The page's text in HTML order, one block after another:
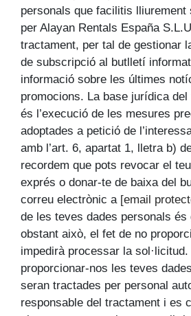
personals que facilitis lliurement
per Alayan Rentals España
tractament, per tal de gestionar
de subscripció al butlletí
informació sobre les últimes
promocions. La base jurídica
és l’execució de les mesures
adoptades a petició de
amb l’art. 6, apartat 1, lletra b)
recordem que pots revocar el
exprés o donar-te de baixa del
correu electrònic a [email
de les teves dades personals és
obstant això, el fet de no
impedirà processar la
proporcionar-nos les teves
seran tractades per personal
responsable del tractament i es